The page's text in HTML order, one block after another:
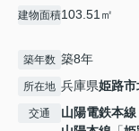
建物面積103.51㎡
築年数 築8年
所在地 兵庫県姫路市
交通 山陽電鉄本線